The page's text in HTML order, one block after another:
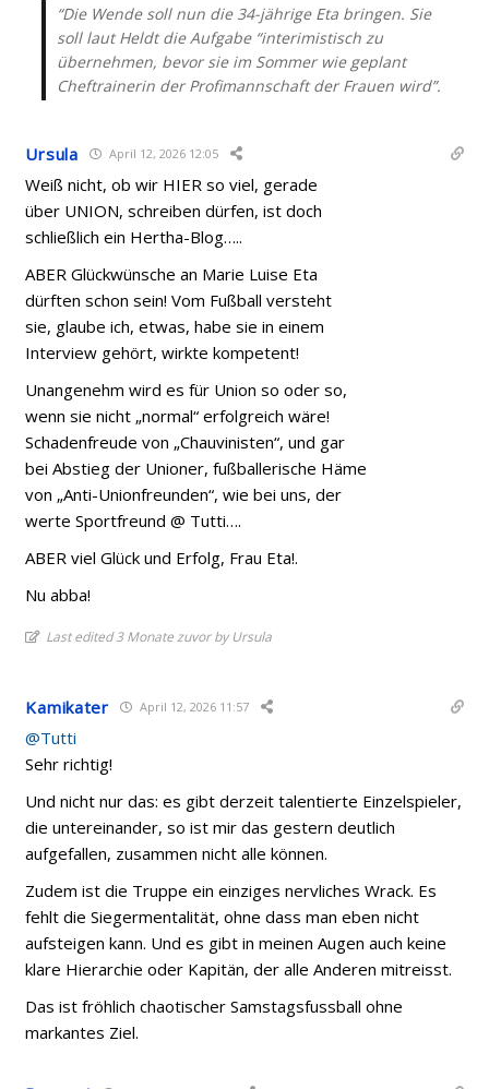
“Die Wende soll nun die 34-jährige Eta bringen. Sie
soll laut Heldt die Aufgabe “interimistisch zu
übernehmen, bevor sie im Sommer wie geplant
Cheftrainerin der Profimannschaft der Frauen wird”.
Ursula April 12, 2026 12:05
Weiß nicht, ob wir HIER so viel, gerade
über UNION, schreiben dürfen, ist doch
schließlich ein Hertha-Blog…..
ABER Glückwünsche an Marie Luise Eta
dürften schon sein! Vom Fußball versteht
sie, glaube ich, etwas, habe sie in einem
Interview gehört, wirkte kompetent!
Unangenehm wird es für Union so oder so,
wenn sie nicht „normal“ erfolgreich wäre!
Schadenfreude von „Chauvinisten“, und gar
bei Abstieg der Unioner, fußballerische Häme
von „Anti-Unionfreunden“, wie bei uns, der
werte Sportfreund @ Tutti….
ABER viel Glück und Erfolg, Frau Eta!.
Nu abba!
Last edited 3 Monate zuvor by Ursula
Kamikater April 12, 2026 11:57
@Tutti
Sehr richtig!
Und nicht nur das: es gibt derzeit talentierte Einzelspieler,
die untereinander, so ist mir das gestern deutlich
aufgefallen, zusammen nicht alle können.
Zudem ist die Truppe ein einziges nervliches Wrack. Es
fehlt die Siegermentalität, ohne dass man eben nicht
aufsteigen kann. Und es gibt in meinen Augen auch keine
klare Hierarchie oder Kapitän, der alle Anderen mitreisst.
Das ist fröhlich chaotischer Samstagsfussball ohne
markantes Ziel.